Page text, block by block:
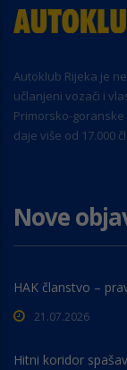
Autoklub Rijeka je
učlanjeni vozači i
Primorsko-
daje više od 17.000
Nove
HAK članstvo –
21.07.2026
Hitni koridor